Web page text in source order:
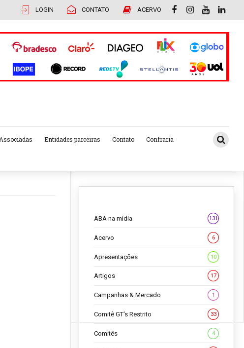
LOGIN CONTATO ACERVO
Associadas Entidades parceiras Contato Confraria
ABA na mídia 131
Acervo 6
Apresentações 10
Artigos 17
Campanhas & Mercado 1
Comitê GT's Restrito 33
Comitês 4